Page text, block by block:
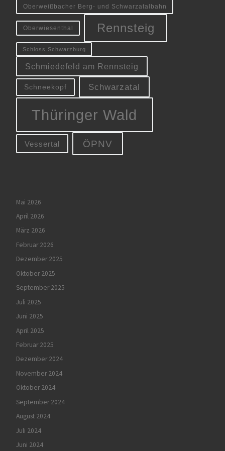
Oberweißbacher Berg- und Schwarzatalbahn
Oberwiesenthal Rennsteig
Schloss Schwarzburg
Schmiedefeld am Rennsteig
Schneekopf Schwarzatal
Thüringer Wald
Vessertal ÖPNV
Mai 2026
April 2026
März 2026
Februar 2026
Dezember 2025
Oktober 2025
September 2025
Juli 2025
Juni 2025
April 2025
Februar 2025
Dezember 2024
November 2024
Oktober 2024
September 2024
August 2024
Juli 2024
Juni 2024